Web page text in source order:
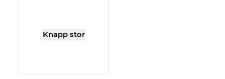
Knapp stor